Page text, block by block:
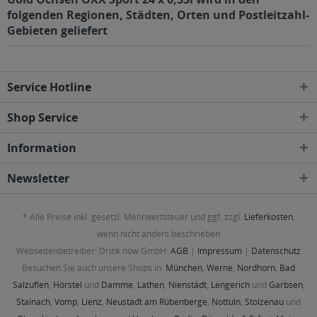
folgenden Regionen, Städten, Orten und Postleitzahl-
Gebieten geliefert
Service Hotline
Shop Service
Information
Newsletter
* Alle Preise inkl. gesetzl. Mehrwertsteuer und ggf. zzgl. Lieferkosten,
wenn nicht anders beschrieben
Webseitenbetreiber: Drink now GmbH: AGB | Impressum | Datenschutz
Besuchen Sie auch unsere Shops in: München, Werne, Nordhorn, Bad
Salzuflen, Hörstel und Damme, Lathen, Nienstädt, Lengerichund Garbsen,
Stainach, Vomp, Lienz, Neustadt am Rübenberge, Nottuln, Stolzenau und